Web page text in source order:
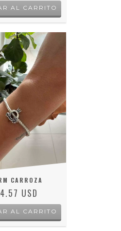
AL CARRITO
CARROZA
USD
AL CARRITO